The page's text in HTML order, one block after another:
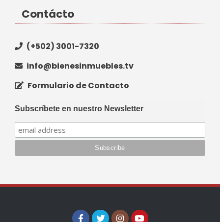
Contácto
(+502) 3001-7320
info@bienesinmuebles.tv
Formulario de Contacto
Subscríbete en nuestro Newsletter